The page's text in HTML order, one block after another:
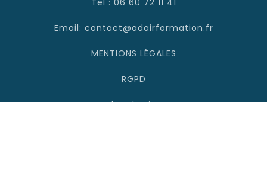
Tel : 06 60 72 11 41
Email: contact@adairformation.fr
MENTIONS LÉGALES
RGPD
Plan du site